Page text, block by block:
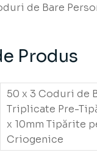
de Bare
Produs
50 x 3 Coduri de
Triplicate Pre-
x 10mm Tipărite
Criogenice